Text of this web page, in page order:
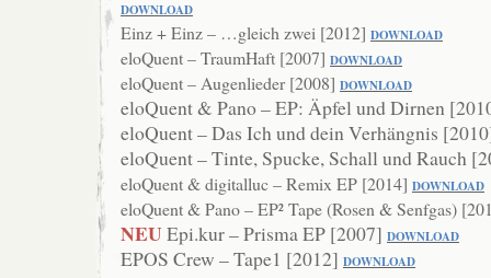
DOWNLOAD
Einz + Einz – …gleich zwei [2012] DOWNLOAD
eloQuent – TraumHaft [2007] DOWNLOAD
eloQuent – Augenlieder [2008] DOWNLOAD
eloQuent & Pano – EP: Äpfel und Dirnen
eloQuent – Das Ich und dein Verhängnis
eloQuent – Tinte, Spucke, Schall und Rauch
eloQuent & digitalluc – Remix EP [2014] DOWNLOAD
eloQuent & Pano – EP² Tape (Rosen & Senfgas)
NEUEpi.kur – Prisma EP [2007] DOWNLOAD
EPOS Crew – Tape1 [2012] DOWNLOAD